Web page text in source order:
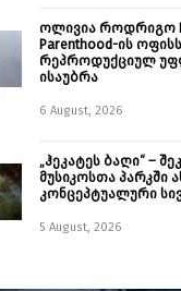
ოლივია როდრიგო
Parenthood-ის
რეპროდუქციულ
ისაუბრა
6 August, 2026
„ჰეკატეს ბაღი“ –
მუსიკოსთა პარკში
კონცეპტუალური
5 August, 2026